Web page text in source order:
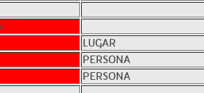
LUGAR
PERSONA
PERSONA